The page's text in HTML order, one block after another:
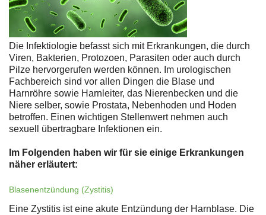
Die Infektiologie befasst sich mit Erkrankungen, die durch
Viren, Bakterien, Protozoen, Parasiten oder auch durch
Pilze hervorgerufen werden können. Im urologischen
Fachbereich sind vor allen Dingen die Blase und
Harnröhre sowie Harnleiter, das Nierenbecken und die
Niere selber, sowie Prostata, Nebenhoden und Hoden
betroffen. Einen wichtigen Stellenwert nehmen auch
sexuell übertragbare Infektionen ein.
Im Folgenden haben wir für sie einige Erkrankungen
näher erläutert:
Blasenentzündung (Zystitis)
Eine Zystitis ist eine akute Entzündung der Harnblase. Die